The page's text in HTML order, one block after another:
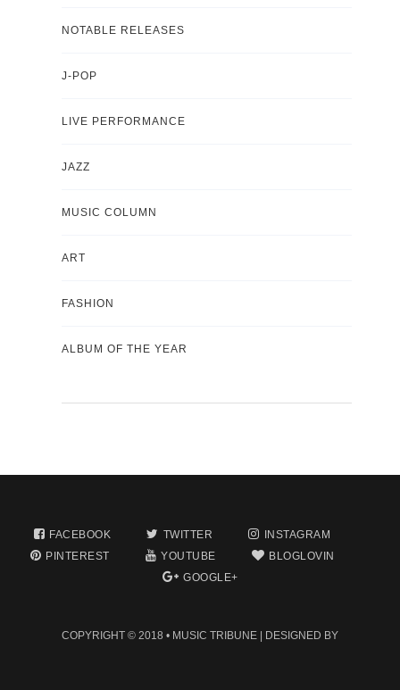
NOTABLE RELEASES
J-POP
LIVE PERFORMANCE
JAZZ
MUSIC COLUMN
ART
FASHION
ALBUM OF THE YEAR
FACEBOOK TWITTER
INSTAGRAM
PINTEREST
YOUTUBE
BLOGLOVIN
GOOGLE+
COPYRIGHT © 2018 • MUSIC TRIBUNE | DESIGNED BY